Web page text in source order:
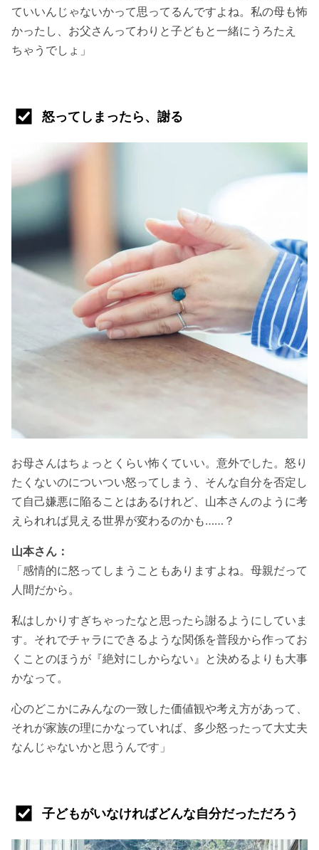
ていいんじゃないかって思ってるんですよね。私の母も怖
かったし、お父さんってわりと子どもと一緒にうろたえ
ちゃうでしょ」
怒ってしまったら、謝る
お母さんはちょっとくらい怖くていい。意外でした。怒り
たくないのについつい怒ってしまう、そんな自分を否定し
て自己嫌悪に陥ることはあるけれど、山本さんのように考
えられれば見える世界が変わるのかも……？
山本さん：
「感情的に怒ってしまうこともありますよね。母親だって
人間だから。
私はしかりすぎちゃったなと思ったら謝るようにしていま
す。それでチャラにできるような関係を普段から作ってお
くことのほうが『絶対にしからない』と決めるよりも大事
かなって。
心のどこかにみんなの一致した価値観や考え方があって、
それが家族の理にかなっていれば、多少怒ったって大丈夫
なんじゃないかと思うんです」
子どもがいなければどんな自分だっただろう